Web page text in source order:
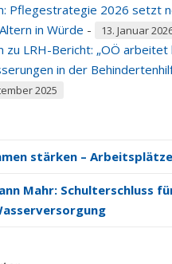
Pflegestrategie 2026 setzt
in Würde - 13. Januar
zu LRH-Bericht: „OÖ
in der
2025
stärken –
Mahr: Schulterschluss